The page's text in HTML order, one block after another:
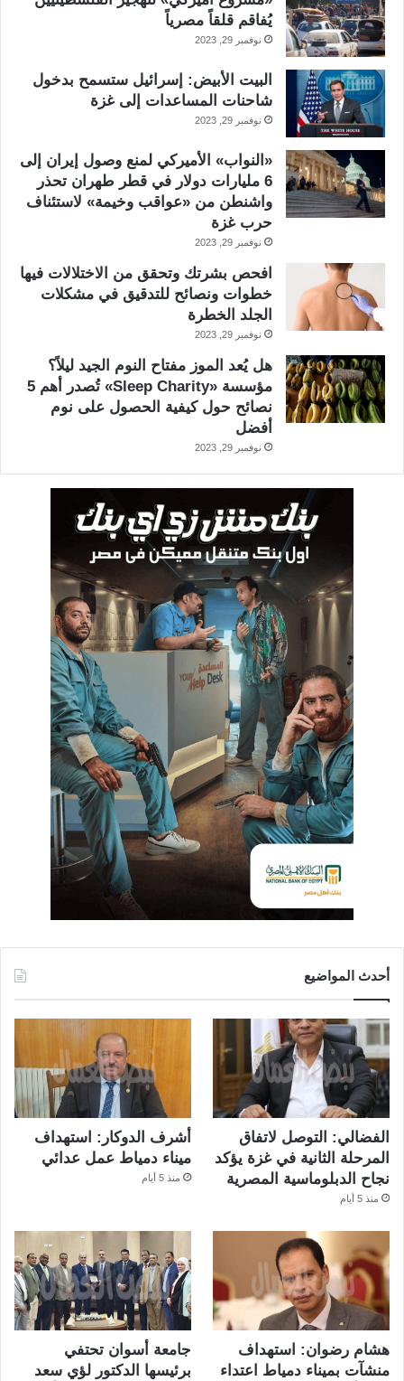
يُفاقم قلقاً مصرياً
نوفمبر 29, 2023
البيت الأبيض: إسرائيل ستسمح بدخول
شاحنات المساعدات إلى غزة
نوفمبر 29, 2023
«النواب» الأميركي لمنع وصول إيران إلى
6 مليارات دولار في قطر طهران تحذر
واشنطن من «عواقب وخيمة» لاستئناف
حرب غزة
نوفمبر 29, 2023
افحص بشرتك وتحقق من الاختلالات فيها
خطوات ونصائح للتدقيق في مشكلات
الجلد الخطرة
نوفمبر 29, 2023
هل يُعد الموز مفتاح النوم الجيد ليلاً؟
مؤسسة «Sleep Charity» تُصدر أهم 5
نصائح حول كيفية الحصول على نوم
أفضل
نوفمبر 29, 2023
أحدث المواضيع
الفضالي: التوصل لاتفاق
المرحلة الثانية في غزة يؤكد
نجاح الدبلوماسية المصرية
منذ 5 أيام
أشرف الدوكار: استهداف
ميناء دمياط عمل عدائي
منذ 5 أيام
هشام رضوان: استهداف
منشآت بميناء دمياط اعتداء
جامعة أسوان تحتفي
برئيسها الدكتور لؤي سعد